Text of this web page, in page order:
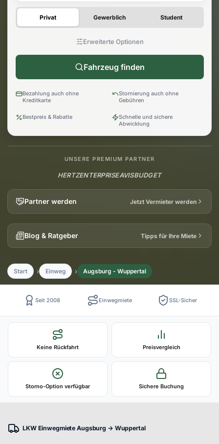
Privat Gewerblich Student
Erweiterte Optionen
Fahrzeug finden
Bezahlung auch ohne
Kreditkarte
Stornierung auch ohne
Gebühren
Bestpreis & Rabatte
Schnelle und sichere
Abwicklung
UNSERE PREMIUM PARTNER
HERTZENTERPRISEAVISBUDGET
Partner werden Jetzt Vermieter werden
Blog & Ratgeber Tipps für Ihre Miete
Start Einweg Augsburg - Wuppertal
Seit 2008 Einwegmiete SSL-Sicher
Keine Rückfahrt Preisvergleich
Storno-Option verfügbar Sichere Buchung
LKW Einwegmiete Augsburg → Wuppertal